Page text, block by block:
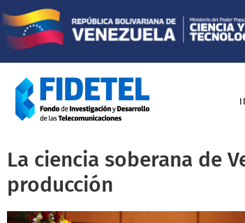
La ciencia soberana de
producción